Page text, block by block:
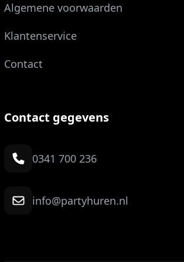
Algemene voorwaarden
Klantenservice
Contact
Contact gegevens
0341 700 236
info@partyhuren.nl